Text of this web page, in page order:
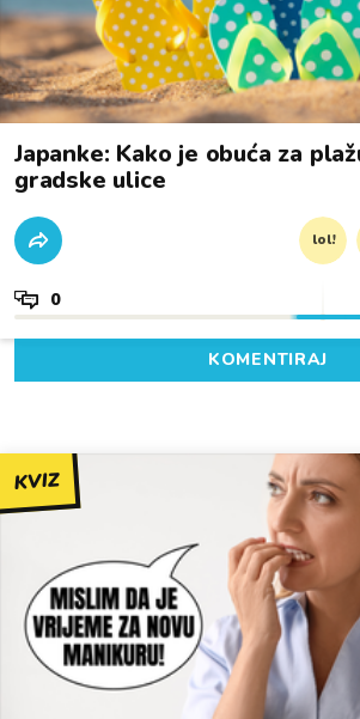
Japanke: Kako je obuća za
gradske ulice
lol!
0
KOMENTIRAJ
KVIZ